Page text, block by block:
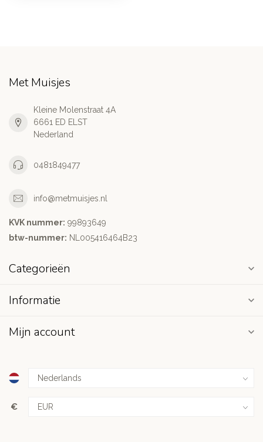
Met Muisjes
Kleine Molenstraat 4A
6661 ED ELST
Nederland
0481849477
info@metmuisjes.nl
KVK nummer: 99893649
btw-nummer: NL005416464B23
Categorieën
Informatie
Mijn account
€